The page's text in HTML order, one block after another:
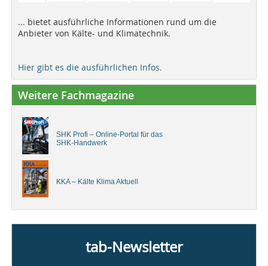
... bietet ausführliche Informationen rund um die
Anbieter von Kälte- und Klimatechnik.
Hier gibt es die ausführlichen Infos.
Weitere Fachmagazine
SHK Profi – Online-Portal für das
SHK-Handwerk
KKA – Kälte Klima Aktuell
tab-Newsletter